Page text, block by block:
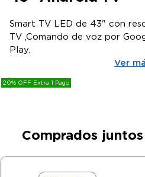
Smart TV LED de 43" con
TV ,Comando de voz por
Play.
Ver
20% OFF Extra 1 Pago
Comprados
5
cocina
6.
colchones
7.
9.
bicicleta